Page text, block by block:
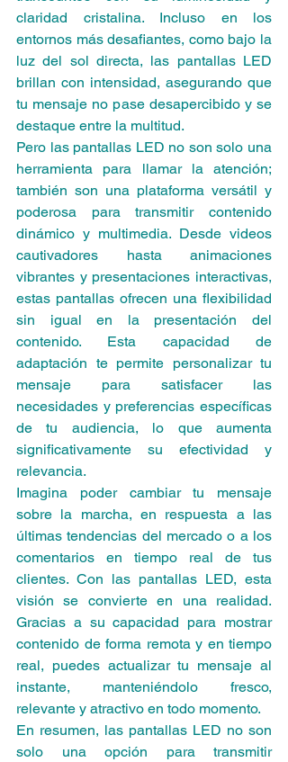
claridad cristalina. Incluso en los
entornos más desafiantes, como bajo la
luz del sol directa, las pantallas LED
brillan con intensidad, asegurando que
tu mensaje no pase desapercibido y se
destaque entre la multitud.
Pero las pantallas LED no son solo una
herramienta para llamar la atención;
también son una plataforma versátil y
poderosa para transmitir contenido
dinámico y multimedia. Desde videos
cautivadores hasta animaciones
vibrantes y presentaciones interactivas,
estas pantallas ofrecen una flexibilidad
sin igual en la presentación del
contenido. Esta capacidad de
adaptación te permite personalizar tu
mensaje para satisfacer las
necesidades y preferencias específicas
de tu audiencia, lo que aumenta
significativamente su efectividad y
relevancia.
Imagina poder cambiar tu mensaje
sobre la marcha, en respuesta a las
últimas tendencias del mercado o a los
comentarios en tiempo real de tus
clientes. Con las pantallas LED, esta
visión se convierte en una realidad.
Gracias a su capacidad para mostrar
contenido de forma remota y en tiempo
real, puedes actualizar tu mensaje al
instante, manteniéndolo fresco,
relevante y atractivo en todo momento.
En resumen, las pantallas LED no son
solo una opción para transmitir